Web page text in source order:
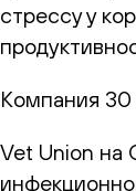
стрессу у
Компания 30
Vet Union на